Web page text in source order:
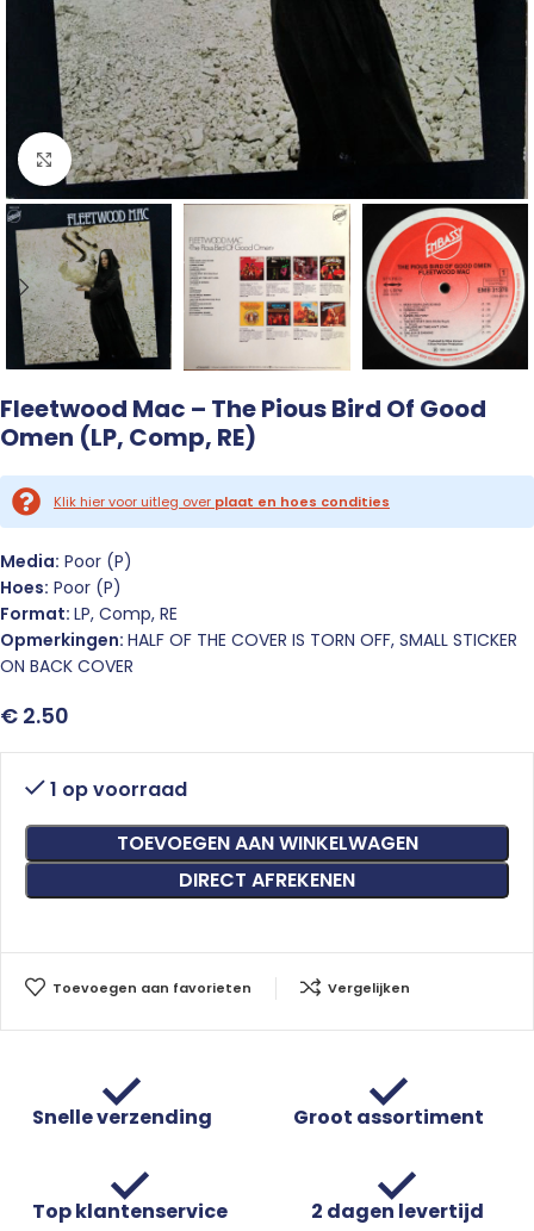
Click to enlarge
Fleetwood Mac – The Pious Bird Of Good
Omen (LP, Comp, RE)
Klik hier voor uitleg over plaat en hoes condities
Media: Poor (P)
Hoes: Poor (P)
Format: LP, Comp, RE
Opmerkingen: HALF OF THE COVER IS TORN OFF, SMALL STICKER
ON BACK COVER
€ 2.50
1 op voorraad
TOEVOEGEN AAN WINKELWAGEN
DIRECT AFREKENEN
Toevoegen aan favorieten Vergelijken
Snelle verzending Groot assortiment
Top klantenservice 2 dagen levertijd